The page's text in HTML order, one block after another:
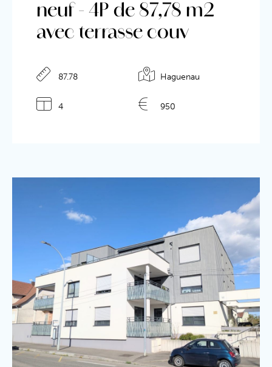
neuf - 4P de 87,78 m2
avec terrasse couv
87.78 Haguenau
4 950